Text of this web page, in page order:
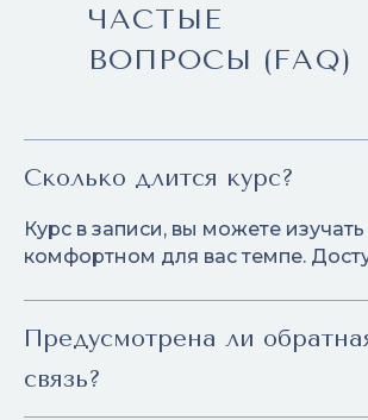
ЧАСТЫЕ
ВОПРОСЫ (FAQ)
Сколько длится курс?
Курс в записи, вы можете изучать
комфортном для вас темпе.
Предусмотрена ли
связь?